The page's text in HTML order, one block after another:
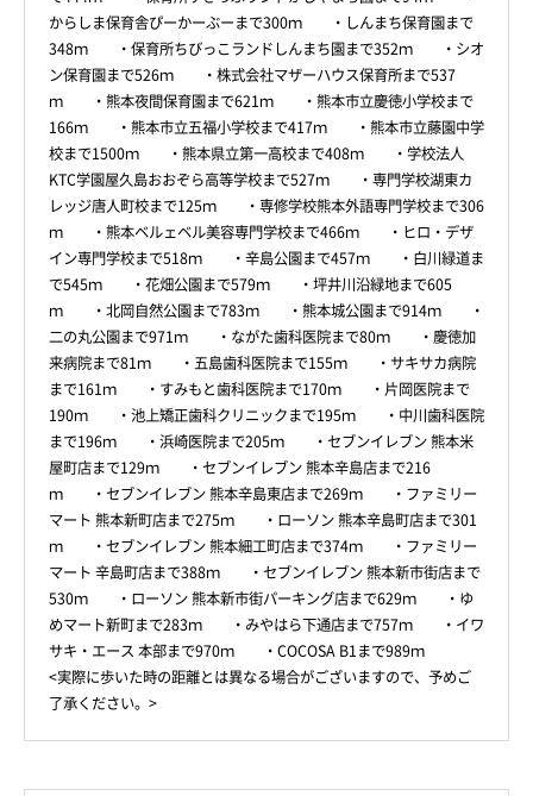
からしま保育舎ぴーかーぶーまで300ｍ ・しんまち保育園まで
348ｍ ・保育所ちびっこランドしんまち園まで352ｍ ・シオ
ン保育園まで526ｍ ・株式会社マザーハウス保育所まで537
ｍ ・熊本夜間保育園まで621ｍ ・熊本市立慶徳小学校まで
166ｍ ・熊本市立五福小学校まで417ｍ ・熊本市立藤園中学
校まで1500ｍ ・熊本県立第一高校まで408ｍ ・学校法人
KTC学園屋久島おおぞら高等学校まで527ｍ ・専門学校湖東カ
レッジ唐人町校まで125ｍ ・専修学校熊本外語専門学校まで306
ｍ ・熊本ベルェベル美容専門学校まで466ｍ ・ヒロ・デザ
イン専門学校まで518ｍ ・辛島公園まで457ｍ ・白川緑道ま
で545ｍ ・花畑公園まで579ｍ ・坪井川沿緑地まで605
ｍ ・北岡自然公園まで783ｍ ・熊本城公園まで914ｍ ・
二の丸公園まで971ｍ ・ながた歯科医院まで80ｍ ・慶徳加
来病院まで81ｍ ・五島歯科医院まで155ｍ ・サキサカ病院
まで161ｍ ・すみもと歯科医院まで170ｍ ・片岡医院まで
190ｍ ・池上矯正歯科クリニックまで195ｍ ・中川歯科医院
まで196ｍ ・浜崎医院まで205ｍ ・セブンイレブン 熊本米
屋町店まで129ｍ ・セブンイレブン 熊本辛島店まで216
ｍ ・セブンイレブン 熊本辛島東店まで269ｍ ・ファミリー
マート 熊本新町店まで275ｍ ・ローソン 熊本辛島町店まで301
ｍ ・セブンイレブン 熊本細工町店まで374ｍ ・ファミリー
マート 辛島町店まで388ｍ ・セブンイレブン 熊本新市街店まで
530ｍ ・ローソン 熊本新市街パーキング店まで629ｍ ・ゆ
めマート新町まで283ｍ ・みやはら下通店まで757ｍ ・イワ
サキ・エース 本部まで970ｍ ・COCOSA B1まで989ｍ
<実際に歩いた時の距離とは異なる場合がございますので、予めご
了承ください。>